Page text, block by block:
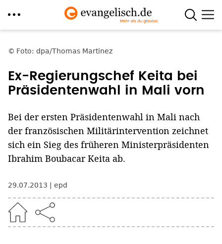
zumFoto: dpa/Thomas Martinez
Ex-Regierungschef Keita bei
Präsidentenwahl in Mali vorn
Bei der ersten Präsidentenwahl in Mali nach
der französischen Militärintervention zeichnet
sich ein Sieg des früheren Ministerpräsidenten
Ibrahim Boubacar Keita ab.
29.07.2013 epd